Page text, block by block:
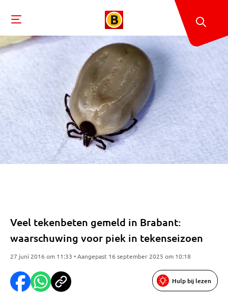
Veel tekenbeten gemeld in Brabant:
waarschuwing voor piek in tekenseizoen
27 juni 2016 om 11:33 • Aangepast 16 september 2025 om 10:18
Hulp bij lezen